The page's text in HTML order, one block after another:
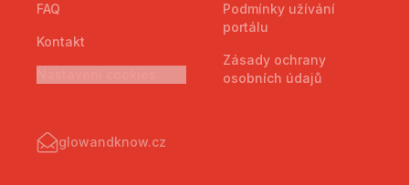
FAQ
Kontakt
Podmínky užívání
portálu
Zásady ochrany
osobních údajů
glowandknow.cz